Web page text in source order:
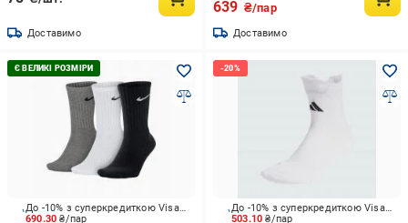
Доставимо
639 ₴/пар
Доставимо
690.30₴/пар
До -10% з суперкредиткою Visa Вигода
503.10₴/пар
До -10% з суперкредиткою Visa Вигода